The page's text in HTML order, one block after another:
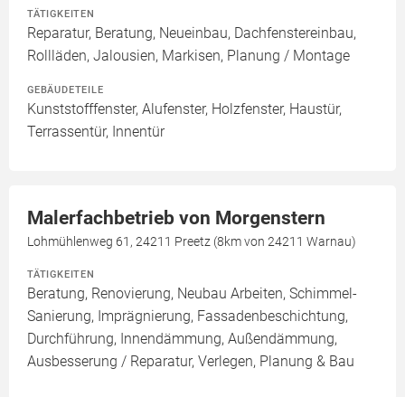
TÄTIGKEITEN
Reparatur, Beratung, Neueinbau, Dachfenstereinbau,
Rollläden, Jalousien, Markisen, Planung / Montage
GEBÄUDETEILE
Kunststofffenster, Alufenster, Holzfenster, Haustür,
Terrassentür, Innentür
Malerfachbetrieb von Morgenstern
Lohmühlenweg 61, 24211 Preetz (8km von 24211 Warnau)
TÄTIGKEITEN
Beratung, Renovierung, Neubau Arbeiten, Schimmel-
Sanierung, Imprägnierung, Fassadenbeschichtung,
Durchführung, Innendämmung, Außendämmung,
Ausbesserung / Reparatur, Verlegen, Planung & Bau